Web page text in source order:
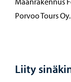
Porvoo Tours Oy.
Liity